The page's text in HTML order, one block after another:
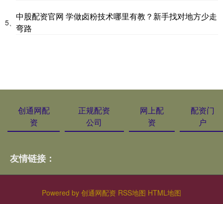
5、
中股配资官网 学做卤粉技术哪里有教？新手找对地方少走
弯路
创通网配
资
正规配资
公司
网上配
资
配资门
户
友情链接：
Powered by 创通网配资 RSS地图 HTML地图